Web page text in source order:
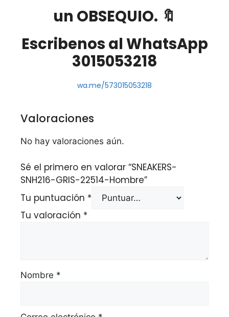
un OBSEQUIO. 🔖
Escribenos al WhatsApp
3015053218
wa.me/573015053218
Valoraciones
No hay valoraciones aún.
Sé el primero en valorar “SNEAKERS-
SNH216-GRIS-22514-Hombre”
Tu puntuación *
Tu valoración *
Nombre *